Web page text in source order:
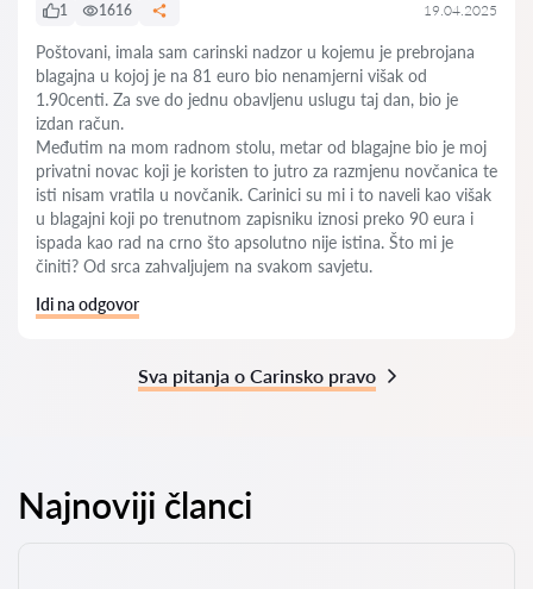
1 1616 19.04.2025
Poštovani, imala sam carinski nadzor u kojemu je prebrojana
blagajna u kojoj je na 81 euro bio nenamjerni višak od
1.90centi. Za sve do jednu obavljenu uslugu taj dan, bio je
izdan račun.
Međutim na mom radnom stolu, metar od blagajne bio je moj
privatni novac koji je koristen to jutro za razmjenu novčanica te
isti nisam vratila u novčanik. Carinici su mi i to naveli kao višak
u blagajni koji po trenutnom zapisniku iznosi preko 90 eura i
ispada kao rad na crno što apsolutno nije istina. Što mi je
činiti? Od srca zahvaljujem na svakom savjetu.
Idi na odgovor
Sva pitanja o Carinsko pravo
Najnoviji članci